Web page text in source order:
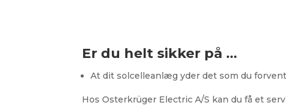
Er du helt sikker på …
At dit solcelleanlæg yder det som du
Hos Osterkrüger Electric A/S kan du få et